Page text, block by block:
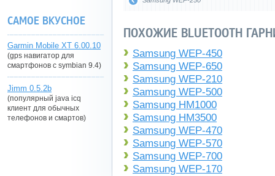
ПОХОЖИЕ BLUETOOTH
Samsung WEP-450
Samsung WEP-650
Samsung WEP-210
Samsung WEP-500
Samsung HM1000
Samsung HM3500
Samsung WEP-470
Samsung WEP-570
Samsung WEP-700
Samsung WEP-170
САМОЕ ВКУСНОЕ
Garmin Mobile XT 6.00.10
(gps навигатор для
смартфонов с symbian 9.4)
Jimm 0.5.2b
(популярный java icq
клиент для обычных
телефонов и смартов)